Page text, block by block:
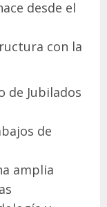
desde el
con la
de Jubilados
de
amplia